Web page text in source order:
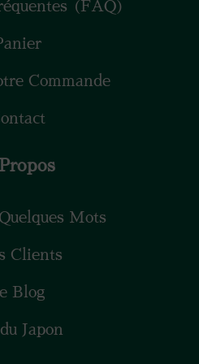
(FAQ)
Commande
Mots
Clients
Blog
Japon